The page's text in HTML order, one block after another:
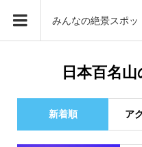
みんなの絶景スポッ
日本百名
新着順 ア